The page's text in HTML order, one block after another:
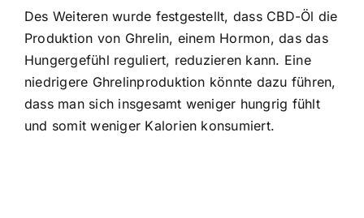
Des Weiteren wurde festgestellt, dass CBD-Öl die
Produktion von Ghrelin, einem Hormon, das das
Hungergefühl reguliert, reduzieren kann. Eine
niedrigere Ghrelinproduktion könnte dazu führen,
dass man sich insgesamt weniger hungrig fühlt
und somit weniger Kalorien konsumiert.